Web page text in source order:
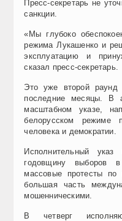
Пресс-секретарь не
санкции.
«Мы глубоко
режима Лукашенко и
эксплуатацию и
сказал пресс-секретарь.
Это уже второй
последние месяцы. В
масштабном указе,
белорусском режиме
человека и демократии.
Исполнительный
годовщину выборов
массовые протесты
большая часть
мошенническими.
В четверг